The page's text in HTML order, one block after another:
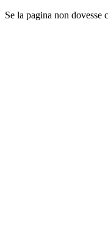
Se la pagina non dovesse